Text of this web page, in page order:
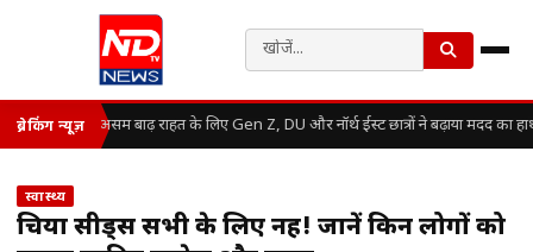
ब्रेकिंग न्यूज़ असम बाढ़ राहत के लिए Gen Z, DU और नॉर्थ ईस्ट छात्रों ने बढ़ाया मदद का
स्वास्थ्य
चिया सीड्स सभी के लिए नहीं! जानें किन लोगों को